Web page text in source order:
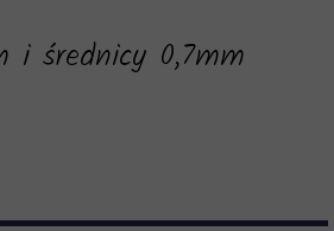
i średnicy 0,7mm